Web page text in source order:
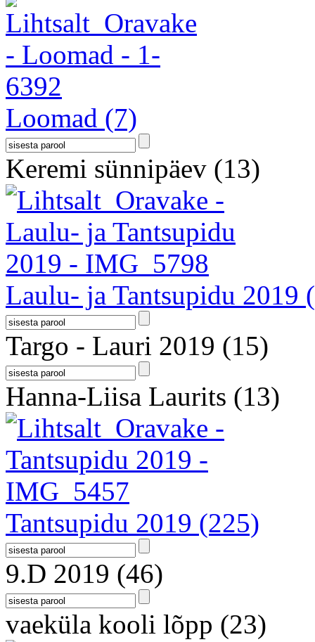
Loomad (7)
Keremi sünnipäev (13)
Laulu- ja Tantsupidu 2019
Targo - Lauri 2019 (15)
Hanna-Liisa Laurits (13)
Tantsupidu 2019 (225)
9.D 2019 (46)
vaeküla kooli lõpp (23)